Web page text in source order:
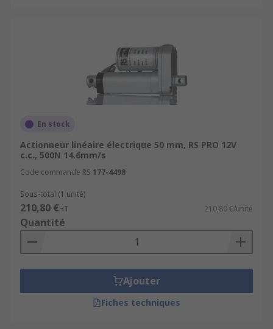
En stock
Actionneur linéaire électrique 50 mm, RS PRO 12V
c.c., 500N 14.6mm/s
Code commande RS 177-4498
Sous-total (1 unité)
210,80 €HT 210,80 €/unité
Quantité
Ajouter
Fiches techniques